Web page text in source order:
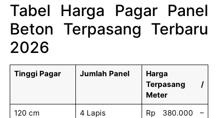
Tabel Harga Pagar Panel
Beton Terpasang Terbaru
2026
Tinggi Pagar Jumlah Panel
Harga
Terpasang /
Meter
120 cm
4 Lapis
Rp 380.000 –